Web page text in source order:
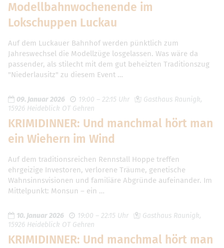
Modellbahnwochenende im
Lokschuppen Luckau
Auf dem Luckauer Bahnhof werden pünktlich zum
Jahreswechsel die Modellzüge losgelassen. Was wäre da
passender, als stilecht mit dem gut beheizten Traditionszug
"Niederlausitz" zu diesem Event …
09. Januar 2026 19:00 – 22:15 Uhr
Gasthaus Raunigk,
15926 Heideblick OT Gehren
KRIMIDINNER: Und manchmal hört man
ein Wiehern im Wind
Auf dem traditionsreichen Rennstall Hoppe treffen
ehrgeizige Investoren, verlorene Träume, genetische
Wahnsinnsvisionen und familiäre Abgründe aufeinander. Im
Mittelpunkt: Monsun – ein …
10. Januar 2026 19:00 – 22:15 Uhr
Gasthaus Raunigk,
15926 Heideblick OT Gehren
KRIMIDINNER: Und manchmal hört man